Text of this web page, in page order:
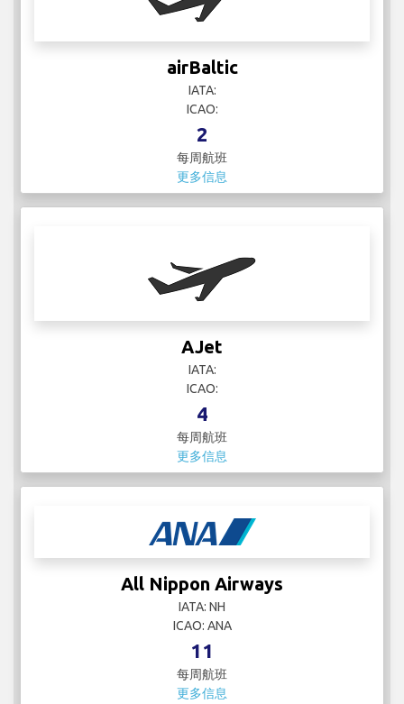
airBaltic
IATA:
ICAO:
2
每周航班
更多信息
AJet
IATA:
ICAO:
4
每周航班
更多信息
All Nippon Airways
IATA: NH
ICAO: ANA
11
每周航班
更多信息